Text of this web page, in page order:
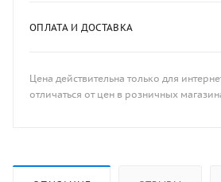
ОПЛАТА И ДОСТАВКА
Цена действительна только для
отличаться от цен в розничных